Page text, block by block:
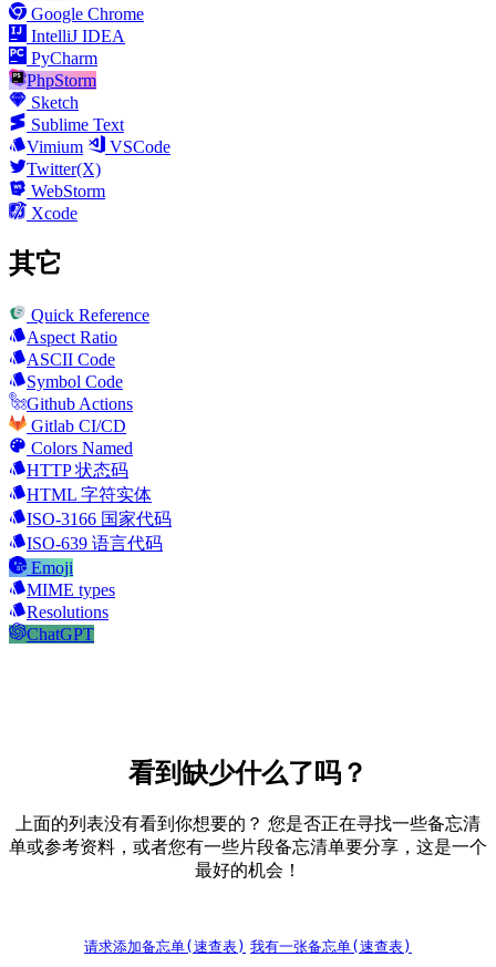
Google Chrome
IntelliJ IDEA
PyCharm
PhpStorm
Sketch
Sublime Text
Vimium
VSCode
Twitter(X)
WebStorm
Xcode
其它
Quick Reference
Aspect Ratio
ASCII Code
Symbol Code
Github Actions
Gitlab CI/CD
Colors Named
HTTP 状态码
HTML 字符实体
ISO-3166 国家代码
ISO-639 语言代码
Emoji
MIME types
Resolutions
ChatGPT
看到缺少什么了吗？
上面的列表没有看到你想要的？ 您是否正在寻找一些备忘清
单或参考资料，或者您有一些片段备忘清单要分享，这是一个
最好的机会！
请求添加备忘单(速查表) 我有一张备忘单(速查表)